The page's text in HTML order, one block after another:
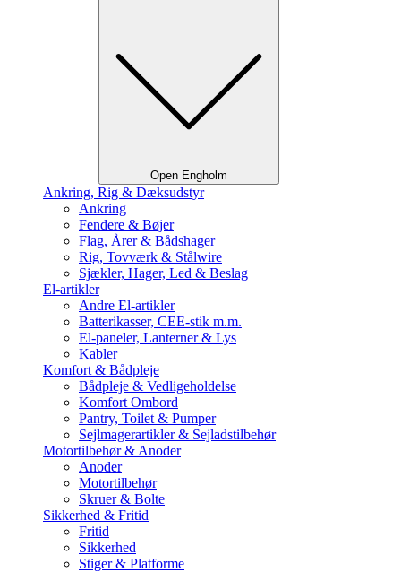
Open Engholm
Ankring, Rig & Dæksudstyr
Ankring
Fendere & Bøjer
Flag, Årer & Bådshager
Rig, Tovværk & Stålwire
Sjækler, Hager, Led & Beslag
El-artikler
Andre El-artikler
Batterikasser, CEE-stik m.m.
El-paneler, Lanterner & Lys
Kabler
Komfort & Bådpleje
Bådpleje & Vedligeholdelse
Komfort Ombord
Pantry, Toilet & Pumper
Sejlmagerartikler & Sejladstilbehør
Motortilbehør & Anoder
Anoder
Motortilbehør
Skruer & Bolte
Sikkerhed & Fritid
Fritid
Sikkerhed
Stiger & Platforme